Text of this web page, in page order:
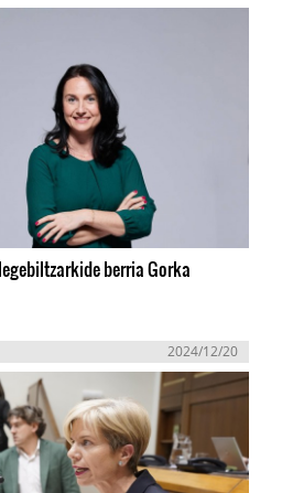
berria Gorka
2024/12/20